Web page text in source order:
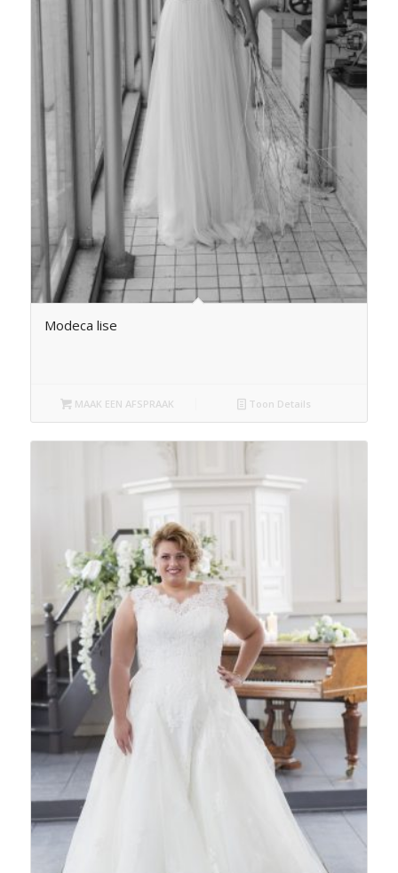
Modeca lise
MAAK EEN AFSPRAAK Toon Details